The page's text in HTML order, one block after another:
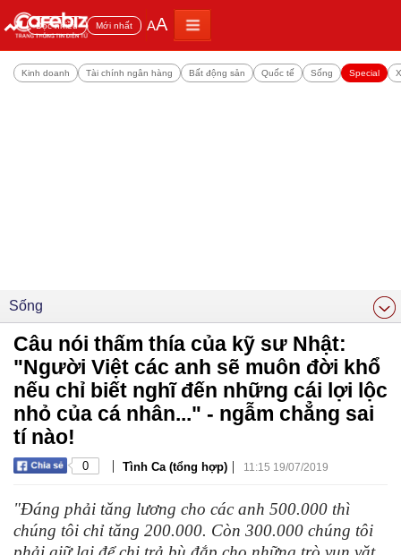
Đọc nhiều Mới nhất AA
Kinh doanh Tài chính ngân hàng Bất động sản Quốc tế Sống Special
Sống
Câu nói thấm thía của kỹ sư Nhật:
"Người Việt các anh sẽ muôn đời khổ
nếu chỉ biết nghĩ đến những cái lợi lộc
nhỏ của cá nhân..." - ngẫm chẳng sai
tí nào!
0 | Tình Ca (tổng hợp) | 11:15 19/07/2019
"Đáng phải tăng lương cho các anh 500.000 thì
chúng tôi chỉ tăng 200.000. Còn 300.000 chúng tôi